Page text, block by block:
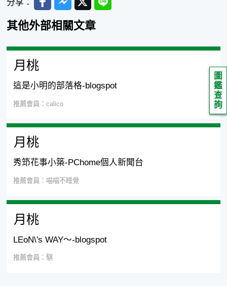
圖
鑑
查
詢
分享：
其他外部相關文章
月桃
這是小明的部落格-blogspot
推薦會員：calico
月桃
秀笻花事小築-PChome個人新聞台
推薦會員：喵喵不睡覺
月桃
LEoN\'s WAY～-blogspot
推薦會員：騏